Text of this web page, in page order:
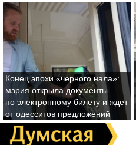
Конец эпохи «черного нала»:
мэрия открыла документы
по электронному билету и ждет
от одесситов предложений